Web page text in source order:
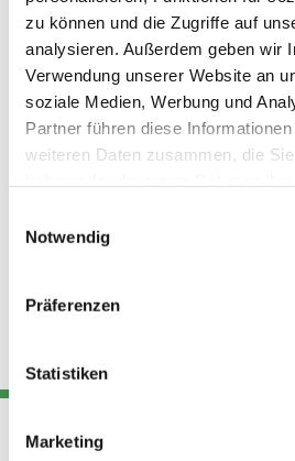
zu können und die Zugriffe auf
analysieren. Außerdem geben wir
Verwendung unserer Website an
soziale Medien, Werbung und
Partner führen diese
weiteren Daten zusammen, die
Notwendig
Präferenzen
Statistiken
Marketing